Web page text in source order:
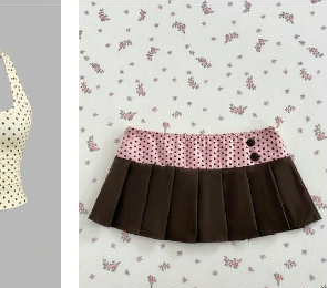
ntería de almacenamiento de pie,
esencial para el hogar y el dormitor
io, ahorra espacio, adecuada para
la sala de estar y el dormitorio